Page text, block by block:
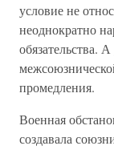
условие не
неоднократно
обязательства.
промедления.
Военная
создавала